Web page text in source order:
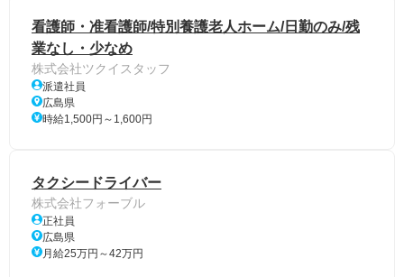
看護師・准看護師/特別養護老人ホーム/日勤のみ/残
業なし・少なめ
株式会社ツクイスタッフ
派遣社員
広島県
時給1,500円～1,600円
タクシードライバー
株式会社フォーブル
正社員
広島県
月給25万円～42万円